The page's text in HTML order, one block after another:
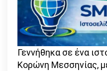
Γεννήθηκα σε ένα
Κορώνη Μεσσηνίας,